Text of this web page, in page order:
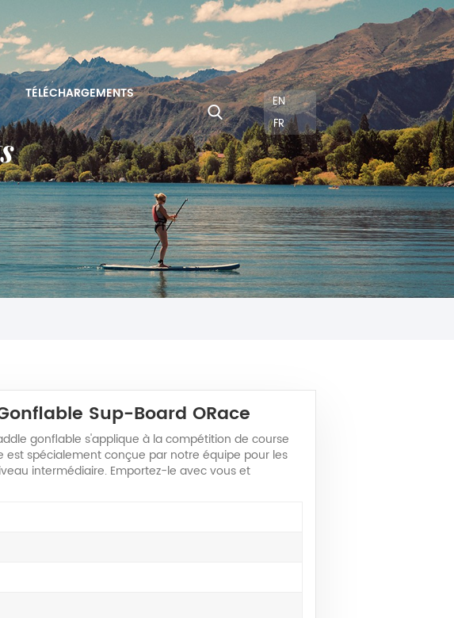
TÉLÉCHARGEMENTS
EN
FR
Sup-Board ORace
gonflable s'applique à la compétition de course
est spécialement conçue par notre équipe pour les
intermédiaire. Emportez-le avec vous et